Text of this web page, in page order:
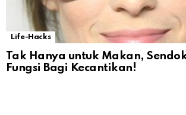
Life-Hacks
Tak Hanya untuk Makan,
Fungsi Bagi Kecantikan!